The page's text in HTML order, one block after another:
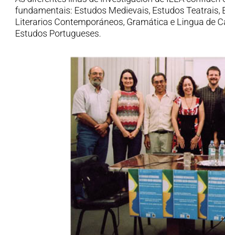
fundamentais: Estudos Medievais, Estudos Teatrais,
Literarios Contemporáneos, Gramática e Lingua de
Estudos Portugueses.